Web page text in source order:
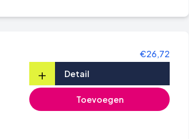
€26,72
+ Detail
Toevoegen